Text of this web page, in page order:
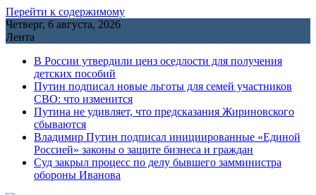
Перейти к содержимому
Четверг, 6 августа, 2026
Лента
В России утвердили ценз оседлости для получения
детских пособий
Путин подписал новые льготы для семей участников
СВО: что изменится
Путина не удивляет, что предсказания Жириновского
сбываются
Владимир Путин подписал инициированные «Единой
Россией» законы о защите бизнеса и граждан
Cуд закрыл процесс по делу бывшего замминистра
обороны Иванова